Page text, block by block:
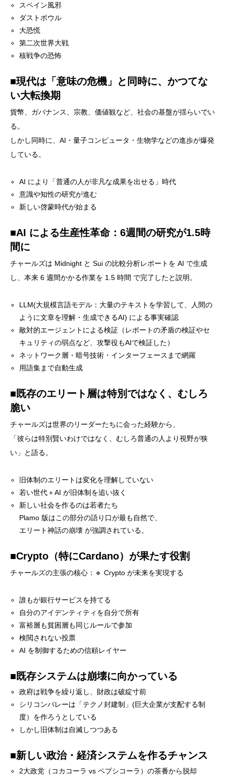
スペイン風邪
ダストボウル
大恐慌
第二次世界大戦
核戦争の恐怖
■現代は「意味の危機」と同時に、かつてな
い大転換期
貨幣、ガバナンス、宗教、価値観など、社会の基盤が揺らいでい
る。
しかし同時に、AI・量子コンピュータ・生物学などの進歩が爆発
している。
AI により「普通の人が非凡な成果を出せる」時代
意識や知性の研究が進む
新しい啓蒙時代が始まる
■AI による生産性革命：6週間の研究が1.5時
間に
チャールズは Midnight と Sui の比較分析レポートを AI で生成
し、本来 6 週間かかる作業を 1.5 時間 で完了したと説明。
LLM(大規模言語モデル：大量のテキストを学習して、人間の
ように文章を理解・生成できるAI) による事実確認
敵対的エージェントによる検証（レポートの矛盾の検証やセ
キュリティの弱点など、攻撃役もAIで検証した）
ネットワーク層・暗号技術・インターフェースまで網羅
用語集まで自動生成
■既存のエリート層は特別ではなく、むしろ
脆い
チャールズは世界のリーダーたちに会った経験から、
「彼らは特別賢いわけではなく、むしろ普通の人より視野が狭
い」と語る。
旧体制のエリートは変化を理解していない
若い世代＋AI が旧体制を追い抜く
新しい社会を作るのは若者たち
Plamo 版はこの部分の語り口が最も自然で、
エリート神話の崩壊 が強調されている。
■Crypto（特にCardano）が果たす役割
チャールズの主張の核心：🔹 Crypto が未来を実現する
誰もが銀行サービスを持てる
自分のアイデンティティを自分で所有
富裕層も貧困層も同じルールで参加
検閲されない投票
AI を制御するための信頼レイヤー
■既存システムは崩壊に向かっている
政府は戦争を繰り返し、財政は破綻寸前
シリコンバレーは「テクノ封建制」(巨大企業が支配する制
度）を作ろうとしている
しかし旧体制は自滅しつつある
■新しい政治・経済システムを作るチャンス
2大政党（コカコーラ vs ペプシコーラ）の茶番から脱却